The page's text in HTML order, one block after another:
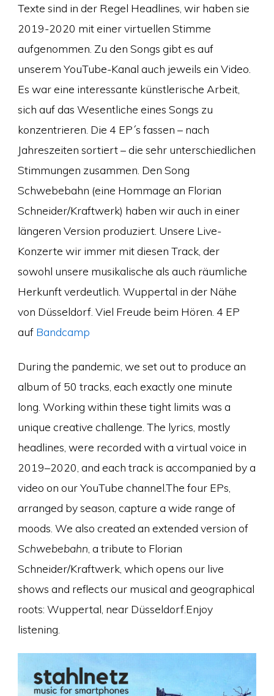
Texte sind in der Regel Headlines, wir haben sie
2019-2020 mit einer virtuellen Stimme
aufgenommen. Zu den Songs gibt es auf
unserem YouTube-Kanal auch jeweils ein Video.
Es war eine interessante künstlerische Arbeit,
sich auf das Wesentliche eines Songs zu
konzentrieren. Die 4 EP´s fassen – nach
Jahreszeiten sortiert – die sehr unterschiedlichen
Stimmungen zusammen. Den Song
Schwebebahn (eine Hommage an Florian
Schneider/Kraftwerk) haben wir auch in einer
längeren Version produziert. Unsere Live-
Konzerte wir immer mit diesen Track, der
sowohl unsere musikalische als auch räumliche
Herkunft verdeutlich. Wuppertal in der Nähe
von Düsseldorf. Viel Freude beim Hören. 4 EP
auf Bandcamp
During the pandemic, we set out to produce an
album of 50 tracks, each exactly one minute
long. Working within these tight limits was a
unique creative challenge. The lyrics, mostly
headlines, were recorded with a virtual voice in
2019–2020, and each track is accompanied by a
video on our YouTube channel.The four EPs,
arranged by season, capture a wide range of
moods. We also created an extended version of
Schwebebahn , a tribute to Florian
Schneider/Kraftwerk, which opens our live
shows and reflects our musical and geographical
roots: Wuppertal, near Düsseldorf.Enjoy
listening.